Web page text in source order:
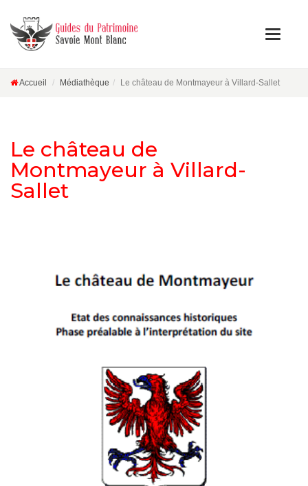
Accueil Médiathèque Le château de Montmayeur à Villard-Sallet
Le château de
Montmayeur à Villard-
Sallet